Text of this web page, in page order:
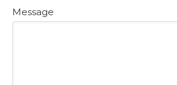
Message